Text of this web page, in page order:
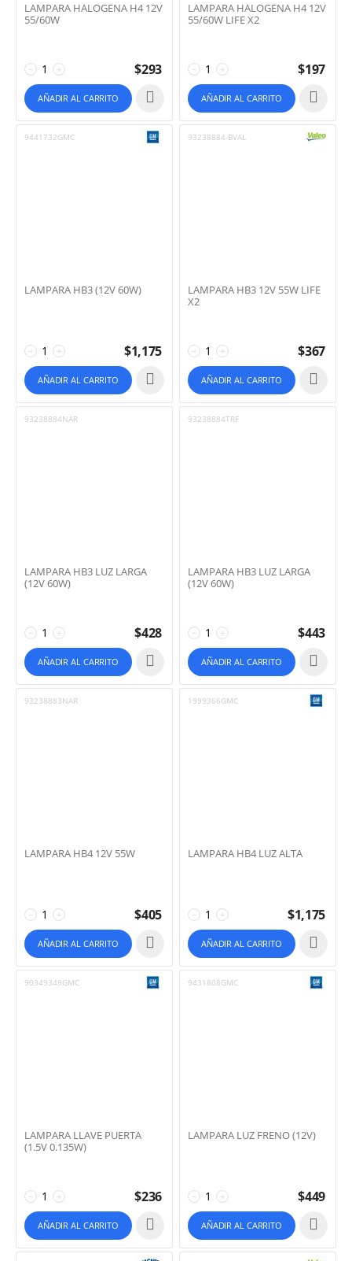
LAMPARA HALOGENA H4 12V
55/60W
+
− $293
AÑADIR AL CARRITO
LAMPARA HALOGENA H4 12V
55/60W LIFE X2
+
− $197
AÑADIR AL CARRITO
9441732GMC
LAMPARA HB3 (12V 60W)
+
− $1,175
AÑADIR AL CARRITO
93238884-BVAL
LAMPARA HB3 12V 55W LIFE
X2
+
− $367
AÑADIR AL CARRITO
93238884NAR
LAMPARA HB3 LUZ LARGA
(12V 60W)
+
− $428
AÑADIR AL CARRITO
93238884TRF
LAMPARA HB3 LUZ LARGA
(12V 60W)
+
− $443
AÑADIR AL CARRITO
93238883NAR
LAMPARA HB4 12V 55W
+
− $405
AÑADIR AL CARRITO
1999366GMC
LAMPARA HB4 LUZ ALTA
+
− $1,175
AÑADIR AL CARRITO
90349349GMC
LAMPARA LLAVE PUERTA
(1.5V 0.135W)
+
− $236
AÑADIR AL CARRITO
9431808GMC
LAMPARA LUZ FRENO (12V)
+
− $449
AÑADIR AL CARRITO